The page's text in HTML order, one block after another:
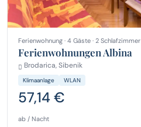
Ferienwohnung · 4 Gäste · 2 Schlafzimmer
Ferienwohnungen Albina
Brodarica, Sibenik
Klimaanlage WLAN
57,14 €
ab / Nacht